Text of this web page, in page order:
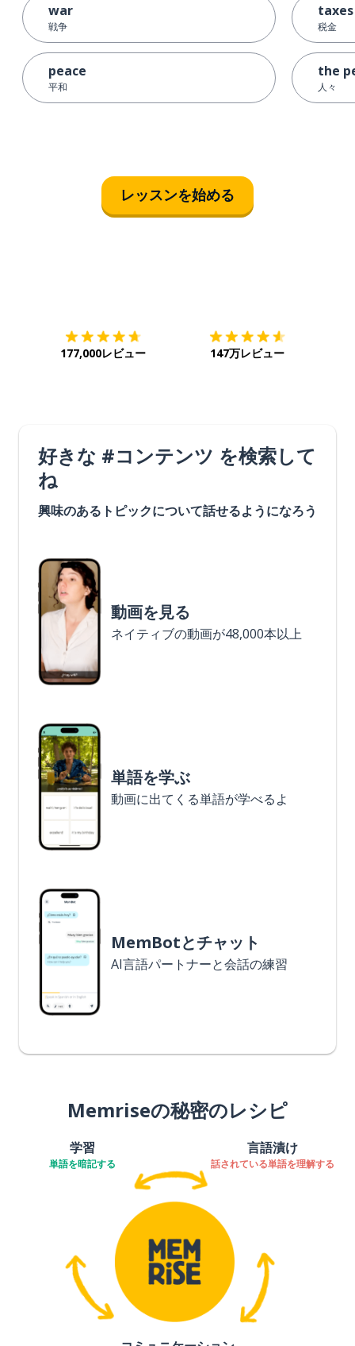
war
戦争
peace
平和
taxes
税金
the
人々
レッスンを始める
177,000レビュー 147万レビュー
好きな #コンテンツ を検索して
ね
興味のあるトピックについて話せるようになろう
動画を見る
ネイティブの動画が48,000本以上
単語を学ぶ
動画に出てくる単語が学べるよ
MemBotとチャット
AI言語パートナーと会話の練習
Memriseの秘密のレシピ
学習
単語を暗記する
言語漬け
話されている単語を理解する